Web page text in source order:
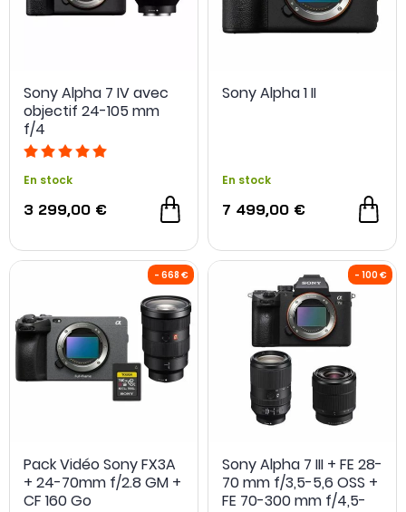
NOUVEAU
Sony Alpha 7 IV avec
objectif 24-105 mm
f/4
En stock
3 299,00 €
Sony Alpha 1 II
En stock
7 499,00 €
Pack Vidéo Sony FX3A
+ 24-70mm f/2.8 GM +
CF 160 Go
Sony Alpha 7 III + FE 28-
70 mm f/3,5-5,6 OSS +
FE 70-300 mm f/4,5-